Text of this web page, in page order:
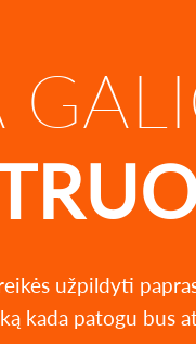
užpildyti
kada patogu bus